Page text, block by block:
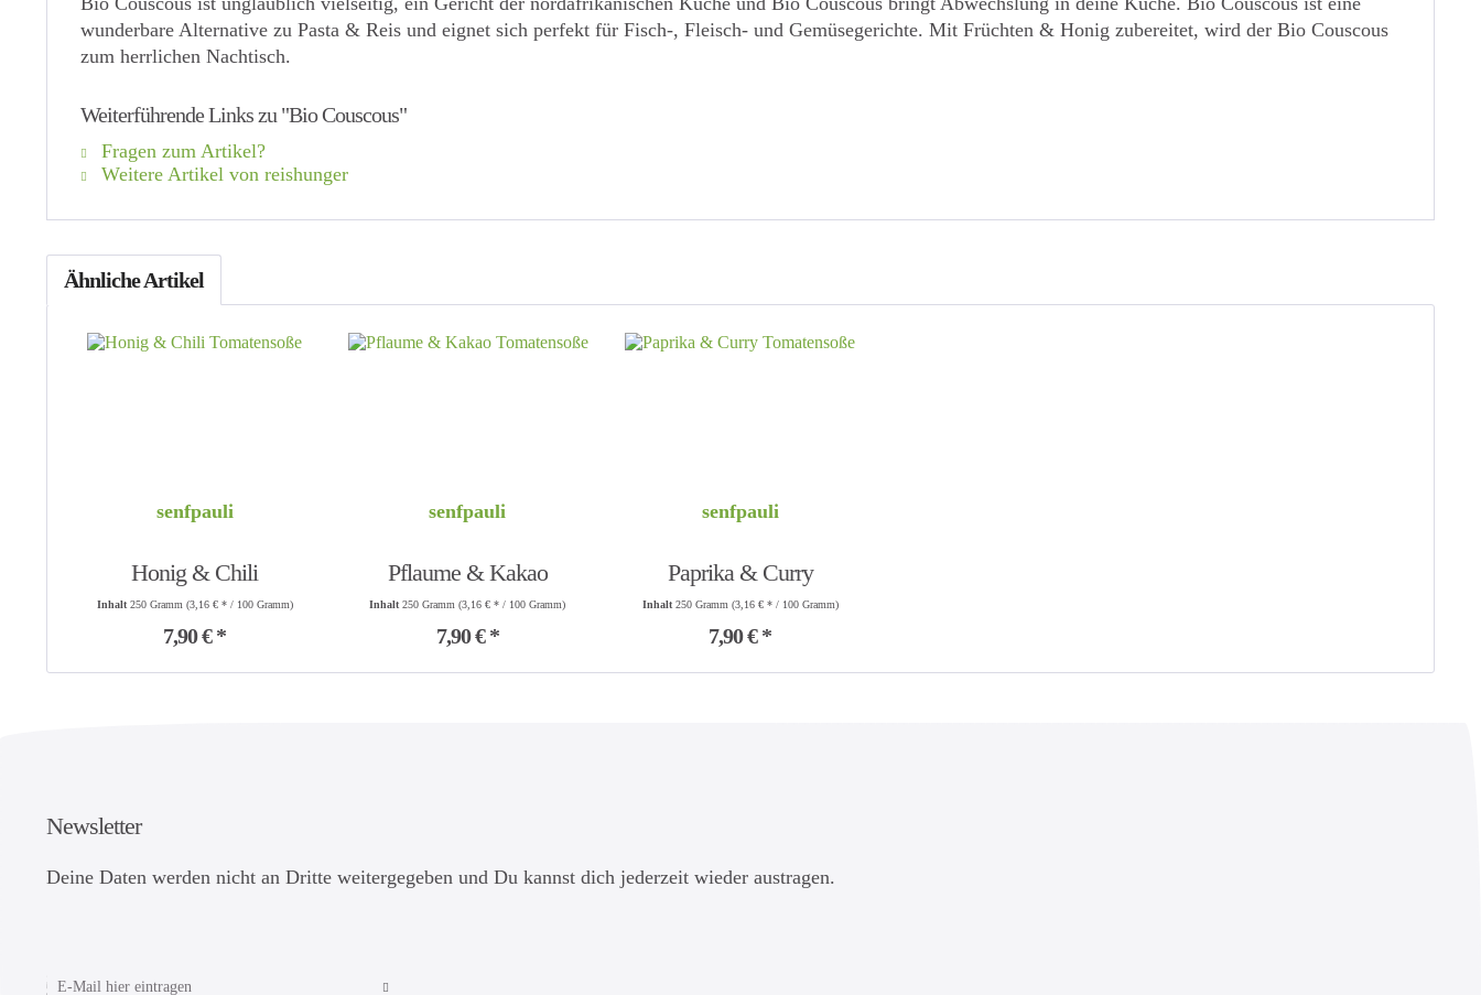
wunderbare Alternative zu Pasta & Reis und eignet sich perfekt für Fisch-, Fleisch- und Gemüsegerichte. Mit Früchten & Honig zubereitet, wird der Bio Couscous
zum herrlichen Nachtisch.
Weiterführende Links zu "Bio Couscous"
Fragen zum Artikel?
Weitere Artikel von reishunger
Ähnliche Artikel
senfpauli
Honig & Chili
Tomatensoße
Inhalt 250 Gramm (3,16 € * / 100 Gramm)
7,90 € *
senfpauli
Pflaume & Kakao
Tomatensoße
Inhalt250 Gramm(3,16 € * / 100 Gramm)
7,90 € *
senfpauli
Paprika & Curry
Tomatensoße
Inhalt 250 Gramm (3,16 € * / 100 Gramm)
7,90 € *
Newsletter
Deine Daten werden nicht an Dritte weitergegeben und Du kannst dich jederzeit wieder austragen.